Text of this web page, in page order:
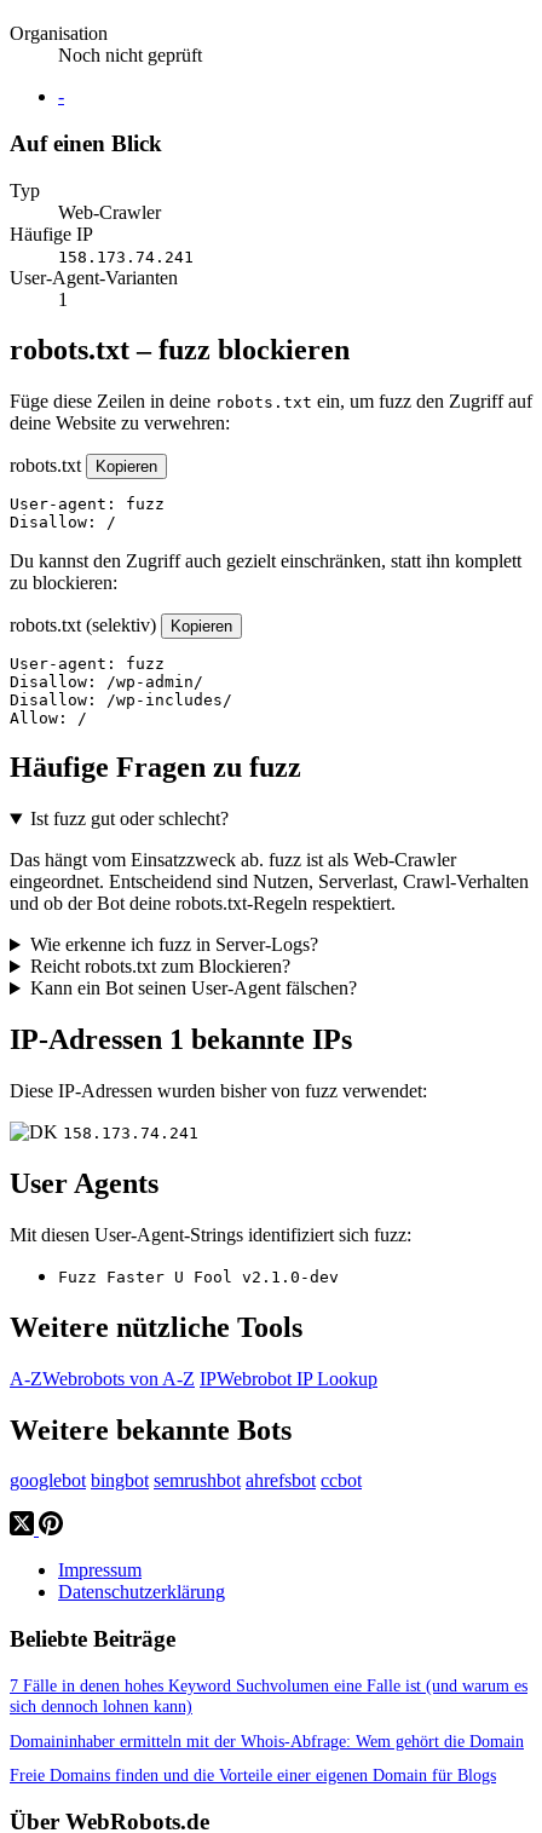
Organisation
Noch nicht geprüft
Website
-
Auf einen Blick
Typ
Web-Crawler
Häufige IP
158.173.74.241
User-Agent-Varianten
1
robots.txt – fuzz blockieren
Füge diese Zeilen in deine robots.txt ein, um fuzz den Zugriff auf
deine Website zu verwehren:
robots.txt Kopieren
User-agent: fuzz
Disallow: /
Du kannst den Zugriff auch gezielt einschränken, statt ihn komplett
zu blockieren:
robots.txt (selektiv) Kopieren
User-agent: fuzz
Disallow: /wp-admin/
Disallow: /wp-includes/
Allow: /
Häufige Fragen zu fuzz
Ist fuzz gut oder schlecht?
Das hängt vom Einsatzzweck ab. fuzz ist als Web-Crawler
eingeordnet. Entscheidend sind Nutzen, Serverlast, Crawl-Verhalten
und ob der Bot deine robots.txt-Regeln respektiert.
Wie erkenne ich fuzz in Server-Logs?
Reicht robots.txt zum Blockieren?
Kann ein Bot seinen User-Agent fälschen?
IP-Adressen 1 bekannte IPs
Diese IP-Adressen wurden bisher von fuzz verwendet:
158.173.74.241
User Agents
Mit diesen User-Agent-Strings identifiziert sich fuzz:
Fuzz Faster U Fool v2.1.0-dev
Weitere nützliche Tools
A-ZWebrobots von A-Z IPWebrobot IP Lookup
Weitere bekannte Bots
googlebot bingbot semrushbot ahrefsbot ccbot
Impressum
Datenschutzerklärung
Beliebte Beiträge
7 Fälle in denen hohes Keyword Suchvolumen eine Falle ist (und warum es
sich dennoch lohnen kann)
Domaininhaber ermitteln mit der Whois-Abfrage: Wem gehört die Domain
Freie Domains finden und die Vorteile einer eigenen Domain für Blogs
Über WebRobots.de